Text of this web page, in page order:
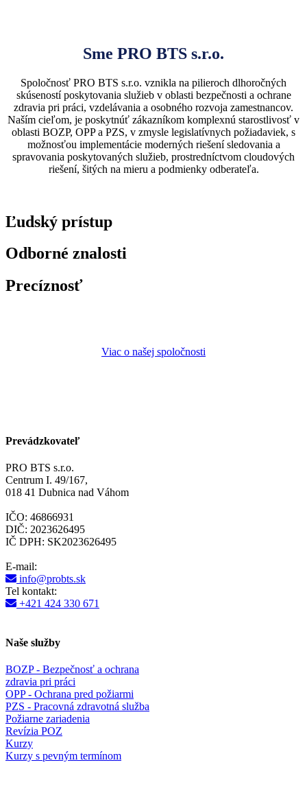
Sme PRO BTS s.r.o.
Spoločnosť PRO BTS s.r.o. vznikla na pilieroch dlhoročných
skúseností poskytovania služieb v oblasti bezpečnosti a ochrane
zdravia pri práci, vzdelávania a osobného rozvoja zamestnancov.
Naším cieľom, je poskytnúť zákazníkom komplexnú starostlivosť v
oblasti BOZP, OPP a PZS, v zmysle legislatívnych požiadaviek, s
možnosťou implementácie moderných riešení sledovania a
spravovania poskytovaných služieb, prostredníctvom cloudových
riešení, šitých na mieru a podmienky odberateľa.
Ľudský prístup
Odborné znalosti
Precíznosť
Viac o našej spoločnosti
Prevádzkovateľ
PRO BTS s.r.o.
Centrum I. 49/167,
018 41 Dubnica nad Váhom
IČO: 46866931
DIČ: 2023626495
IČ DPH: SK2023626495
E-mail:
info@probts.sk
Tel kontakt:
+421 424 330 671
Naše služby
BOZP - Bezpečnosť a ochrana
zdravia pri práci
OPP - Ochrana pred požiarmi
PZS - Pracovná zdravotná služba
Požiarne zariadenia
Revízia POZ
Kurzy
Kurzy s pevným termínom